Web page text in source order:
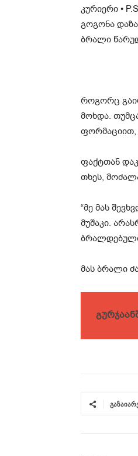
კუ­რი­ე­რი •
გო­გო­ნა
ბრა­ლი
რო­გორც
მოხ­და.
ფორ­მა­ცი­ით,
ფაქტთან
თხეს,
“მე მას
მუ­შა­კი.
მას ბრა­ლი